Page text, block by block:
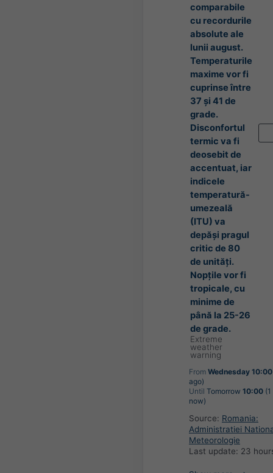
comparabile
cu recordurile
absolute ale
lunii august.
Temperaturile
maxime vor fi
cuprinse între
37 și 41 de
grade.
Disconfortul
termic va fi
deosebit de
accentuat, iar
indicele
temperatură-
umezeală
(ITU) va
depăși pragul
critic de 80
de unități.
Nopțile vor fi
tropicale, cu
minime de
până la 25-26
de grade.
Extreme
weather
warning
From Wednesday 10:00
ago)
Until Tomorrow 10:00
now)
Source: Romania:
Administratiei
Meteorologie
Last update: 23